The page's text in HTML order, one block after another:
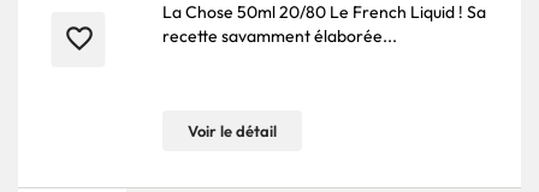
favorite_border
La Chose 50ml 20/80 Le French Liquid ! Sa
recette savamment élaborée...
Voir le détail